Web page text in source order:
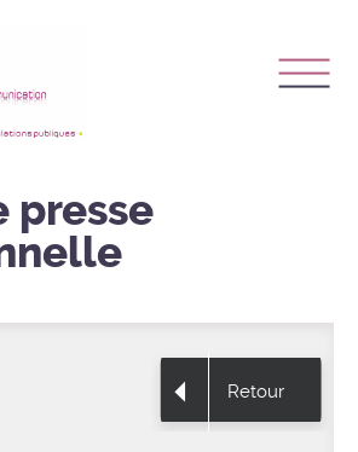
presse
Retour